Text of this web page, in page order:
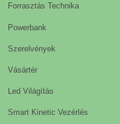
Forrasztás Technika
Powerbank
Szerelvények
Vásártér
Led Világítás
Smart Kinetic Vezérlés